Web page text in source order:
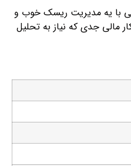
با یه مدیریت ریسک خوب و
مالی جدی که نیاز به تحلیل